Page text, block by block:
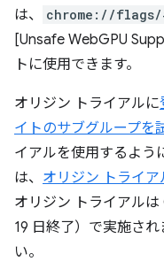
は、
chrome://flags/
[Unsafe WebGPU
トに使用できます。
オリジン トライアルに
イトのサブグループを
イアルを使用するよう
は、 オリジン トライア
オリジン トライアルは
19 日終了）で実施され
い。